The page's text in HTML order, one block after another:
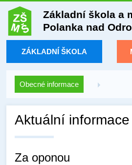
Základní škola a
Polanka nad
ZÁKLADNÍ ŠKOLA
Obecné informace
Aktuální informace
Za oponou